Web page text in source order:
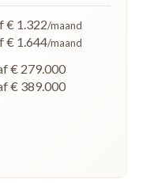
€ 1.322/maand
€ 1.644/maand
€ 279.000
€ 389.000